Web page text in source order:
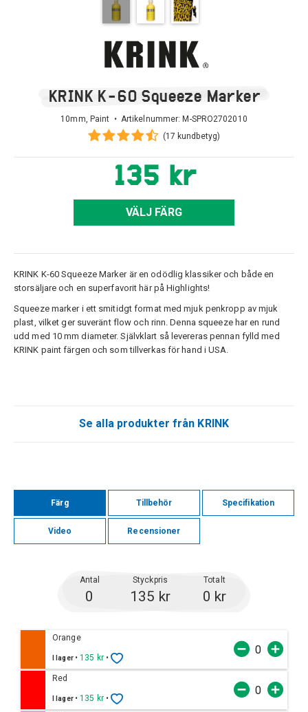
KRINK K-60 Squeeze Marker
10mm, Paint • Artikelnummer: M-SPRO2702010
(17 kundbetyg)
135 kr
VÄLJ FÄRG
KRINK K-60 Squeeze Marker är en odödlig klassiker och både en
storsäljare och en superfavorit här på Highlights!
Squeeze marker i ett smitidgt format med mjuk penkropp av mjuk
plast, vilket ger suveränt flow och rinn. Denna squeeze har en rund
udd med 10 mm diameter. Självklart så levereras pennan fylld med
KRINK paint färgen och som tillverkas för hand i USA.
Se alla produkter från KRINK
Färg Tillbehör Specifikation
Video Recensioner
Antal Styckpris Totalt
0 135 kr 0 kr
Orange
I lager •135 kr •
Red
I lager •135 kr •